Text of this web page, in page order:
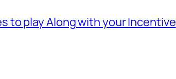
to play Along with your Incentive